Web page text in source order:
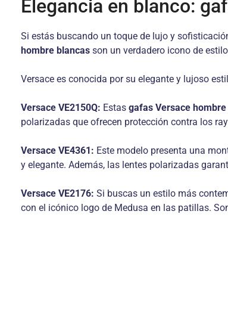
Elegancia en blanco:
Si estás buscando un toque de lujo y
hombre blancas son un verdadero icono de
Versace es conocida por su elegante y lujoso
Versace VE2150Q: Estas gafas Versace
polarizadas que ofrecen protección contra los
Versace VE4361: Este modelo presenta una
y elegante. Además, las lentes polarizadas
Versace VE2176: Si buscas un estilo más
con el icónico logo de Medusa en las patillas.